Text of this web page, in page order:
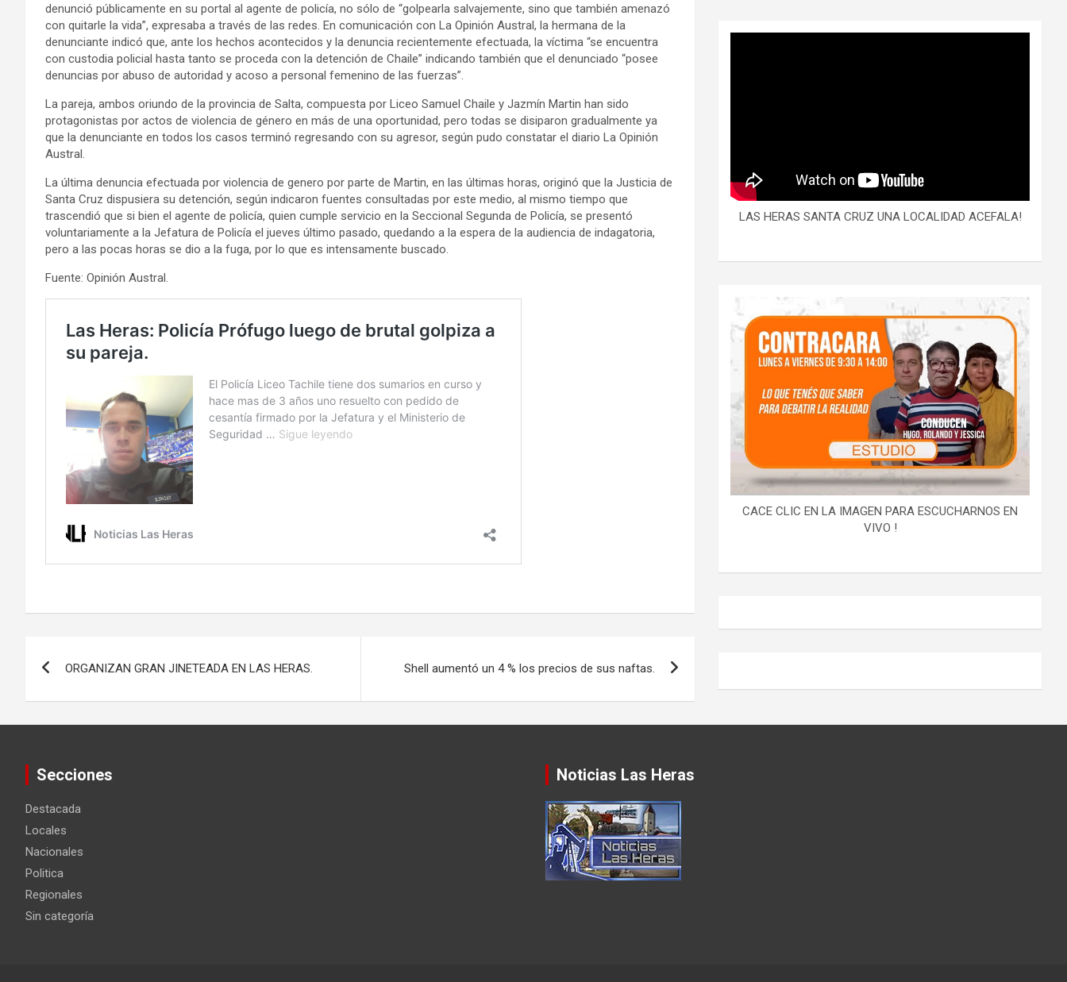
denunció públicamente en su portal al agente de policía, no sólo de “golpearla salvajemente, sino que también amenazó
con quitarle la vida”, expresaba a través de las redes. En comunicación con La Opinión Austral, la hermana de la
denunciante indicó que, ante los hechos acontecidos y la denuncia recientemente efectuada, la víctima “se encuentra
con custodia policial hasta tanto se proceda con la detención de Chaile” indicando también que el denunciado “posee
denuncias por abuso de autoridad y acoso a personal femenino de las fuerzas”.
La pareja, ambos oriundo de la provincia de Salta, compuesta por Liceo Samuel Chaile y Jazmín Martin han sido
protagonistas por actos de violencia de género en más de una oportunidad, pero todas se disiparon gradualmente ya
que la denunciante en todos los casos terminó regresando con su agresor, según pudo constatar el diario La Opinión
Austral.
La última denuncia efectuada por violencia de genero por parte de Martin, en las últimas horas, originó que la Justicia de
Santa Cruz dispusiera su detención, según indicaron fuentes consultadas por este medio, al mismo tiempo que
trascendió que si bien el agente de policía, quien cumple servicio en la Seccional Segunda de Policía, se presentó
voluntariamente a la Jefatura de Policía el jueves último pasado, quedando a la espera de la audiencia de indagatoria,
pero a las pocas horas se dio a la fuga, por lo que es intensamente buscado.
Fuente: Opinión Austral.
entradas
ORGANIZAN GRAN JINETEADA EN LAS HERAS. Shell aumentó un 4 % los precios de sus naftas.
LAS HERAS SANTA CRUZ UNA LOCALIDAD ACEFALA!
CACE CLIC EN LA IMAGEN PARA ESCUCHARNOS EN
VIVO !
Secciones
Destacada
Locales
Nacionales
Politica
Regionales
Sin categoría
Noticias Las Heras